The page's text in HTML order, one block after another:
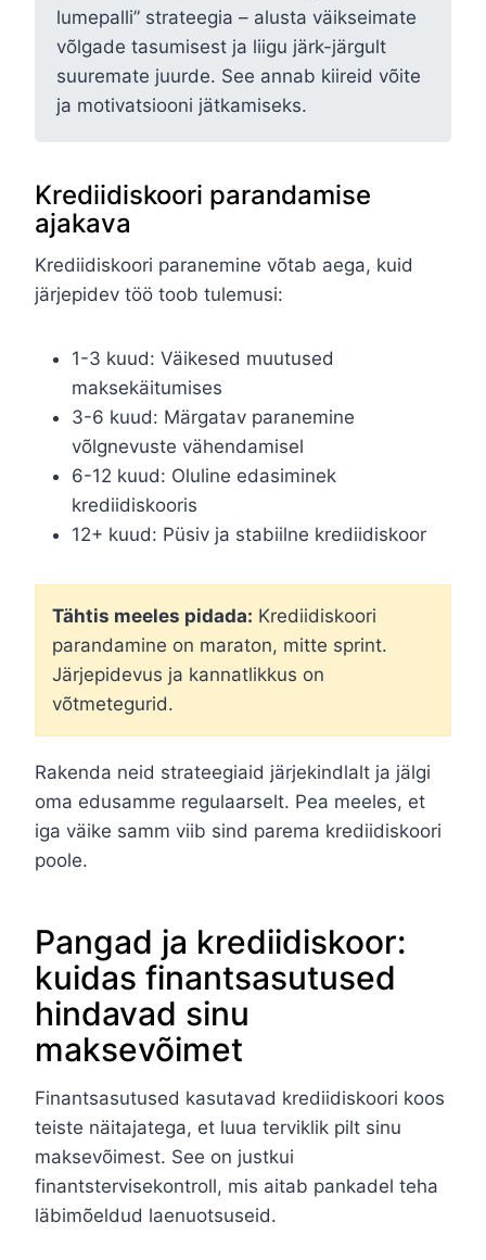
lumepalli” strateegia – alusta väikseimate
võlgade tasumisest ja liigu järk-järgult
suuremate juurde. See annab kiireid võite
ja motivatsiooni jätkamiseks.
Krediidiskoori parandamise
ajakava
Krediidiskoori paranemine võtab aega, kuid
järjepidev töö toob tulemusi:
1-3 kuud: Väikesed muutused
maksekäitumises
3-6 kuud: Märgatav paranemine
võlgnevuste vähendamisel
6-12 kuud: Oluline edasiminek
krediidiskooris
12+ kuud: Püsiv ja stabiilne krediidiskoor
Tähtis meeles pidada: Krediidiskoori
parandamine on maraton, mitte sprint.
Järjepidevus ja kannatlikkus on
võtmetegurid.
Rakenda neid strateegiaid järjekindlalt ja jälgi
oma edusamme regulaarselt. Pea meeles, et
iga väike samm viib sind parema krediidiskoori
poole.
Pangad ja krediidiskoor:
kuidas finantsasutused
hindavad sinu
maksevõimet
Finantsasutused kasutavad krediidiskoori koos
teiste näitajatega, et luua terviklik pilt sinu
maksevõimest. See on justkui
finantstervisekontroll, mis aitab pankadel teha
läbimõeldud laenuotsuseid.